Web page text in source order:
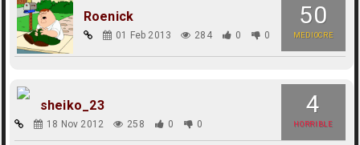
50
MEDIOCRE
Roenick
01 Feb 2013 284 0 0
4
HORRIBLE
sheiko_23
18 Nov 2012 258 0 0